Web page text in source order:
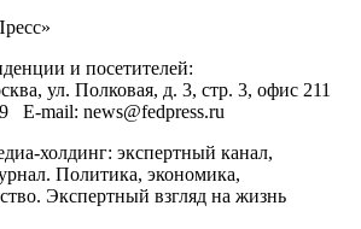
»
и посетителей:
, ул. Полковая, д. 3, стр. 3, офис 211
E-mail: news@fedpress.ru
холдинг: экспертный канал,
Политика, экономика,
Экспертный взгляд на жизнь